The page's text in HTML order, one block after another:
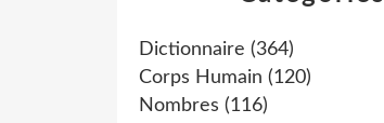
Dictionnaire (364)
Corps Humain (120)
Nombres (116)